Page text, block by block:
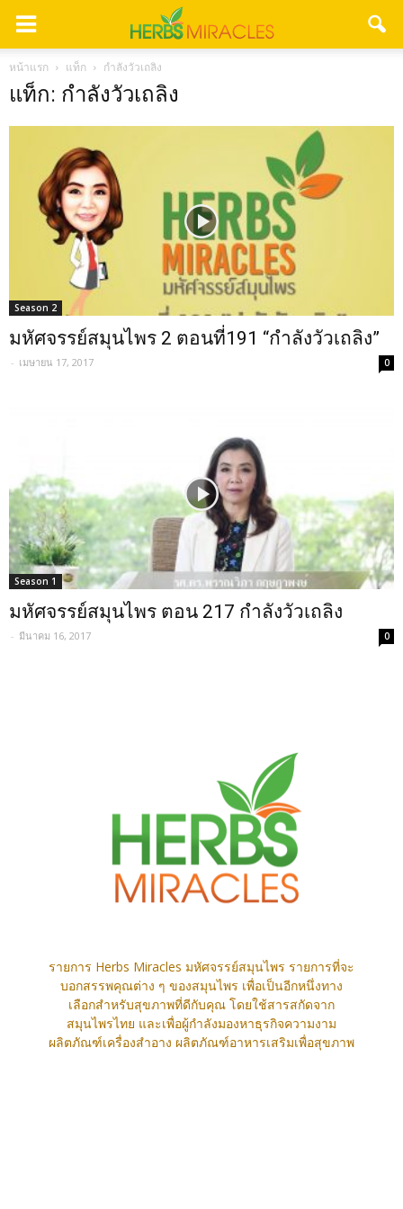
หน้าแรก แท็ก กำลังวัวเถลิง
แท็ก: กำลังวัวเถลิง
Season 2
มหัศจรรย์สมุนไพร 2 ตอนที่191 “กำลังวัวเถลิง”
- เมษายน 17, 2017 0
Season 1
มหัศจรรย์สมุนไพร ตอน 217 กำลังวัวเถลิง
- มีนาคม 16, 2017 0
รายการ Herbs Miracles มหัศจรรย์สมุนไพร รายการที่จะ
บอกสรรพคุณต่าง ๆ ของสมุนไพร เพื่อเป็นอีกหนึ่งทาง
เลือกสำหรับสุขภาพที่ดีกับคุณ โดยใช้สารสกัดจาก
สมุนไพรไทย และเพื่อผู้กำลังมองหาธุรกิจความงาม
ผลิตภัณฑ์เครื่องสำอาง ผลิตภัณฑ์อาหารเสริมเพื่อสุขภาพ